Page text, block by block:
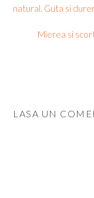
natural. Guta si
Mierea si
LASA UN